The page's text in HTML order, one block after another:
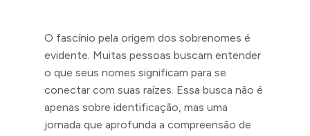
O fascínio pela origem dos sobrenomes é
evidente. Muitas pessoas buscam entender
o que seus nomes significam para se
conectar com suas raízes. Essa busca não é
apenas sobre identificação, mas uma
jornada que aprofunda a compreensão de